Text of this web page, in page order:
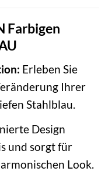
Farbigen
Erleben Sie
Ihrer
Stahlblau.
Design
und sorgt für
Look.